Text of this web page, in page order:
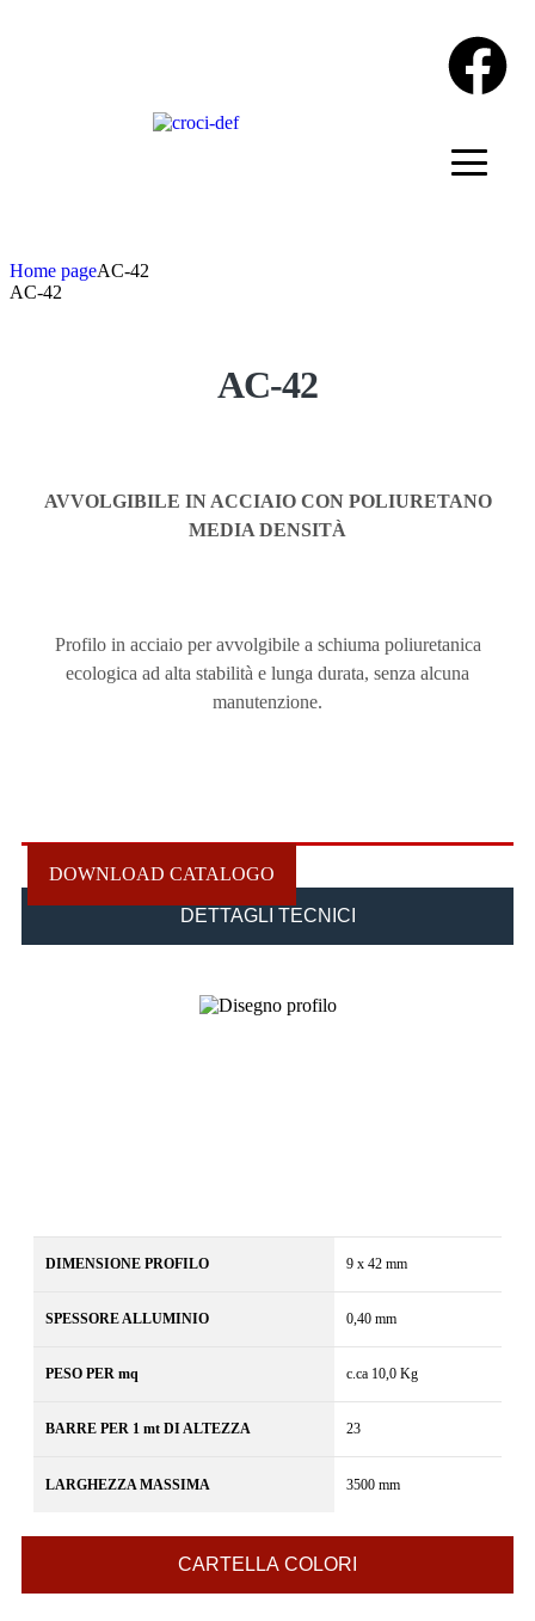
Home pageAC-42
AC-42
AC-42
AVVOLGIBILE IN ACCIAIO CON POLIURETANO
MEDIA DENSITÀ
Profilo in acciaio per avvolgibile a schiuma poliuretanica
ecologica ad alta stabilità e lunga durata, senza alcuna
manutenzione.
DOWNLOAD CATALOGO
DETTAGLI TECNICI
CARTELLA COLORI
DIMENSIONE PROFILO 9 x 42 mm
SPESSORE ALLUMINIO 0,40 mm
PESO PER mq c.ca 10,0 Kg
BARRE PER 1 mt DI ALTEZZA 23
LARGHEZZA MASSIMA 3500 mm